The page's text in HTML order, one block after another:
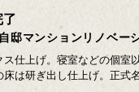
邸マンションリノベー
ス仕上げ。寝室などの個室
は研ぎ出し仕上げ。正式